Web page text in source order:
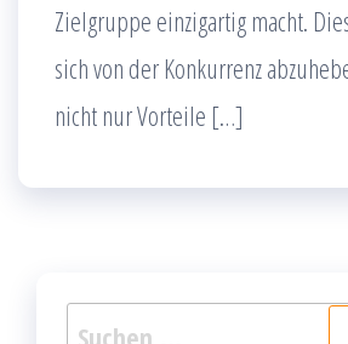
Zielgruppe einzigartig macht.
sich von der Konkurrenz
nicht nur Vorteile […]
Suchen